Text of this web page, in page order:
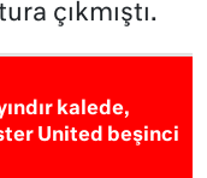
çıkmıştı.
kalede,
United beşinci